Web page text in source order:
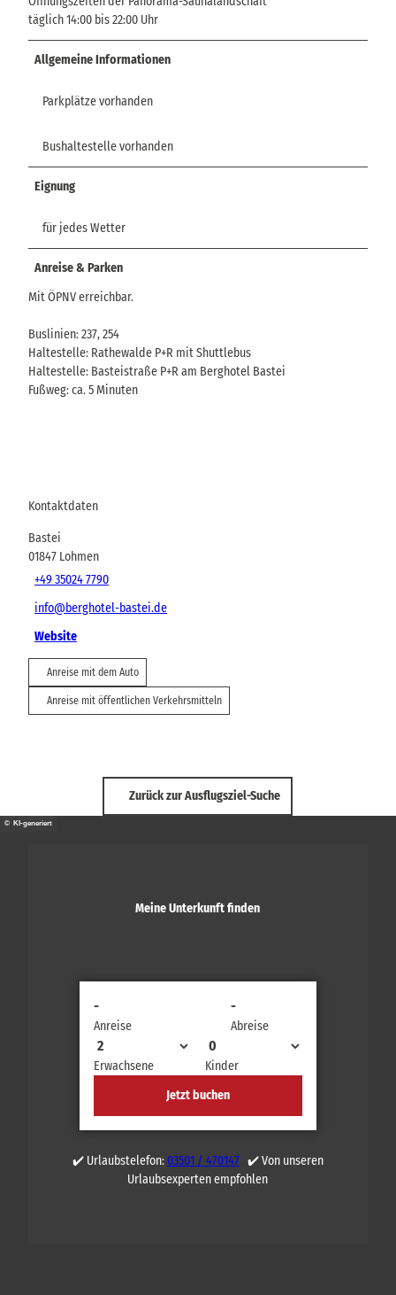
täglich 14:00 bis 22:00 Uhr
Allgemeine Informationen
Parkplätze vorhanden
Bushaltestelle vorhanden
Eignung
für jedes Wetter
Anreise & Parken
Mit ÖPNV erreichbar.
Buslinien: 237, 254
Haltestelle: Rathewalde P+R mit Shuttlebus
Haltestelle: Basteistraße P+R am Berghotel Bastei
Fußweg: ca. 5 Minuten
Kontaktdaten
Bastei
01847 Lohmen
+49 35024 7790
info@berghotel-bastei.de
Website
Anreise mit dem Auto
Anreise mit öffentlichen Verkehrsmitteln
Zurück zur Ausflugsziel-Suche
© KI-generiert
Meine Unterkunft finden
Anreise
-
Abreise
-
Erwachsene
Kinder
Jetzt buchen
✔️ Urlaubstelefon:03501 / 470147✔️ Von unseren
Urlaubsexperten empfohlen